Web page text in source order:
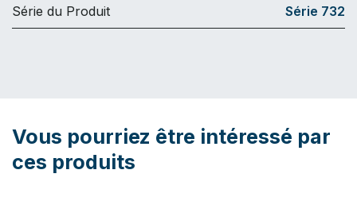
Série du Produit Série 732
Vous pourriez être intéressé par
ces produits